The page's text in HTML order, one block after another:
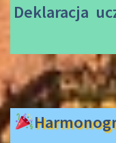
Deklaracja